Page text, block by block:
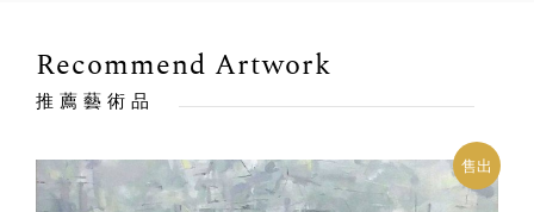
Recommend Artwork
推薦藝術品
售出